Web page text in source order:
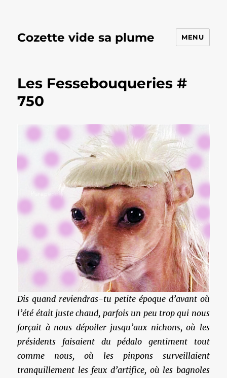
Cozette vide sa plume MENU
Les Fessebouqueries #
750
Dis quand reviendras-tu petite époque d’avant où
l’été était juste chaud, parfois un peu trop qui nous
forçait à nous dépoiler jusqu’aux nichons, où les
présidents faisaient du pédalo gentiment tout
comme nous, où les pinpons surveillaient
tranquillement les feux d’artifice, où les bagnoles